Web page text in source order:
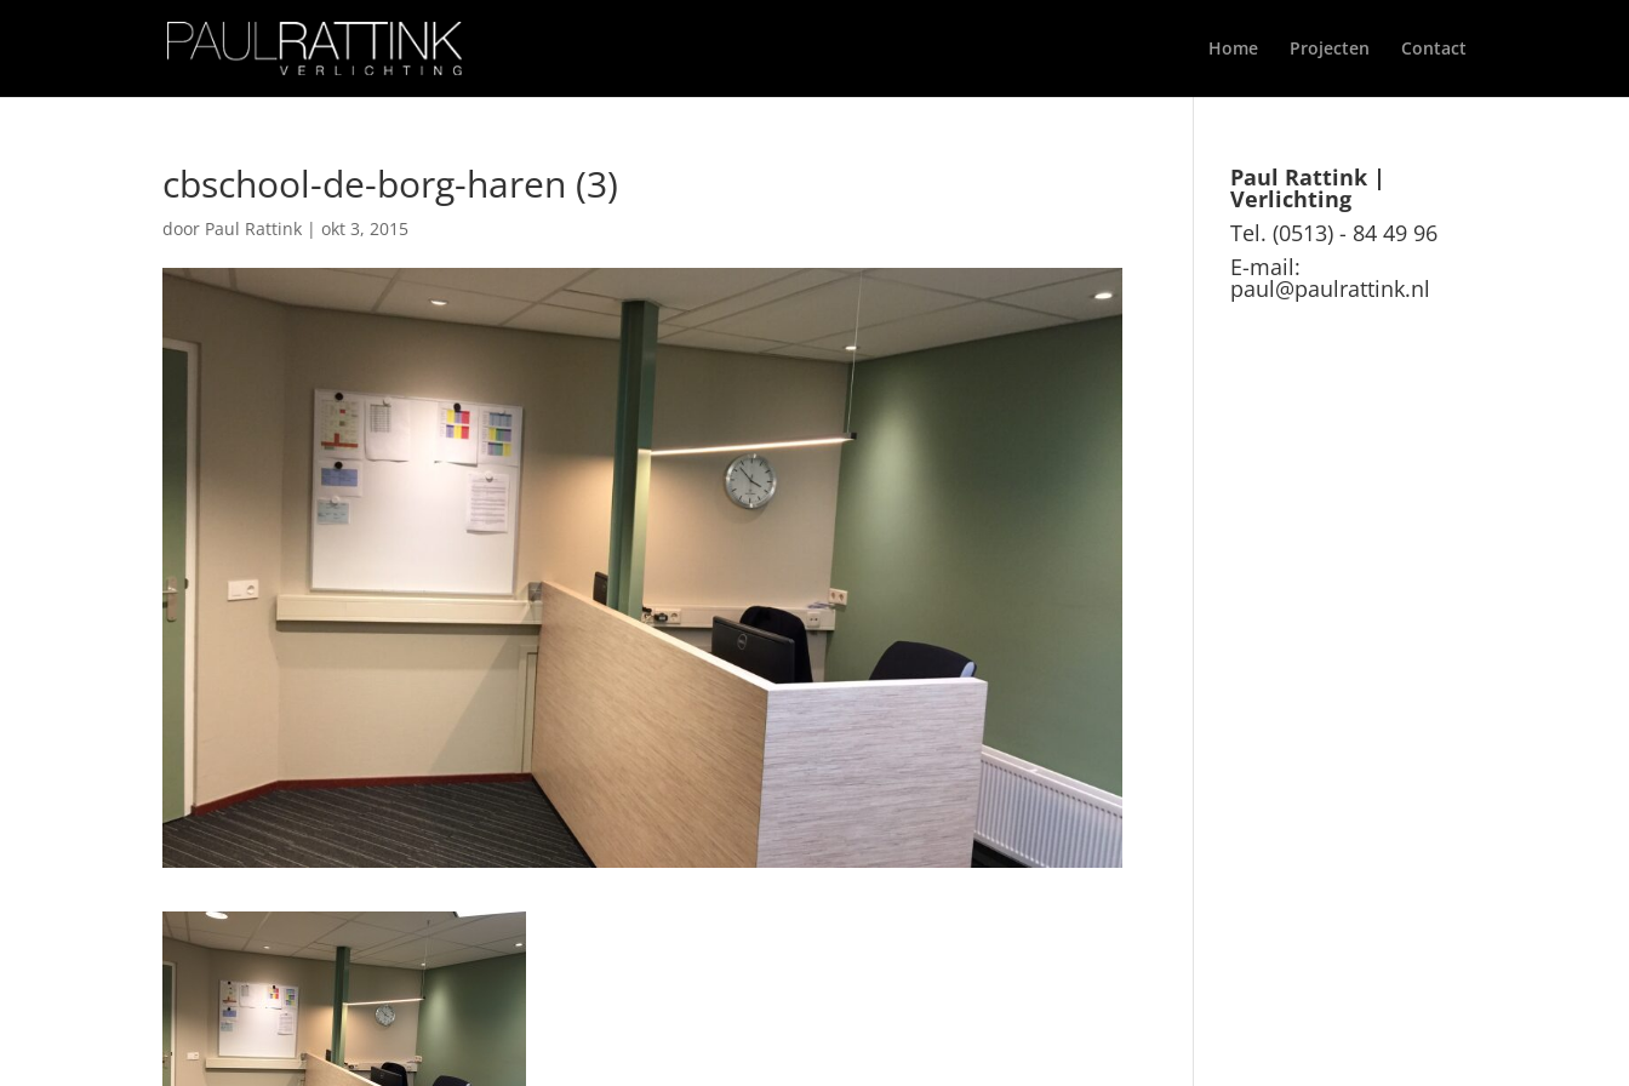
Home Projecten Contact
cbschool-de-borg-haren (3)
door Paul Rattink |okt 3, 2015
Paul Rattink |
Verlichting
Tel. (0513) - 84 49 96
E-mail:
paul@paulrattink.nl